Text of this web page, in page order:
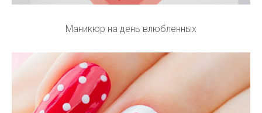
Маникюр на день влюбленных